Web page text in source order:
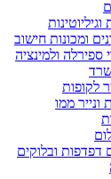
ומכונות חישוב
ספירלה ולמינציה
לקופות
ונייר ממו
דפדפות ובלוקים